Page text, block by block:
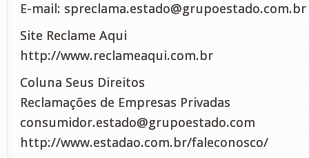
E-mail: spreclama.estado@grupoestado.com.br
Site Reclame Aqui
http://www.reclameaqui.com.br
Coluna Seus Direitos
Reclamações de Empresas Privadas
consumidor.estado@grupoestado.com
http://www.estadao.com.br/faleconosco/